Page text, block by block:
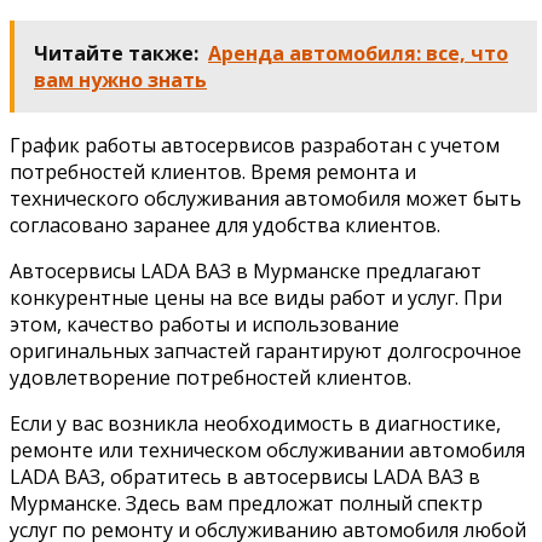
Читайте также: Аренда автомобиля: все, что
вам нужно знать
График работы автосервисов разработан с учетом
потребностей клиентов. Время ремонта и
технического обслуживания автомобиля может быть
согласовано заранее для удобства клиентов.
Автосервисы LADA ВАЗ в Мурманске предлагают
конкурентные цены на все виды работ и услуг. При
этом, качество работы и использование
оригинальных запчастей гарантируют долгосрочное
удовлетворение потребностей клиентов.
Если у вас возникла необходимость в диагностике,
ремонте или техническом обслуживании автомобиля
LADA ВАЗ, обратитесь в автосервисы LADA ВАЗ в
Мурманске. Здесь вам предложат полный спектр
услуг по ремонту и обслуживанию автомобиля любой